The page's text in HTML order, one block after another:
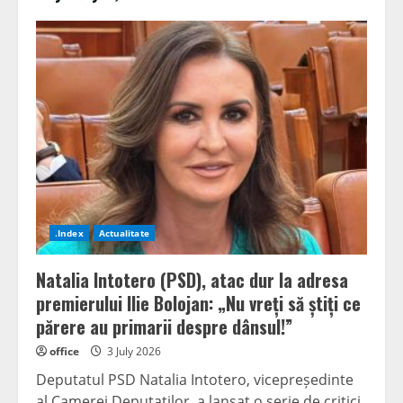
.Index Actualitate
Natalia Intotero (PSD), atac dur la adresa
premierului Ilie Bolojan: „Nu vreți să știți ce
părere au primarii despre dânsul!”
office 3 July 2026
Deputatul PSD Natalia Intotero, vicepreședinte